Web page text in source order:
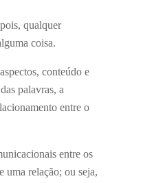
qualquer
coisa.
conteúdo e
palavras, a
entre o
entre os
uma relação; ou seja,